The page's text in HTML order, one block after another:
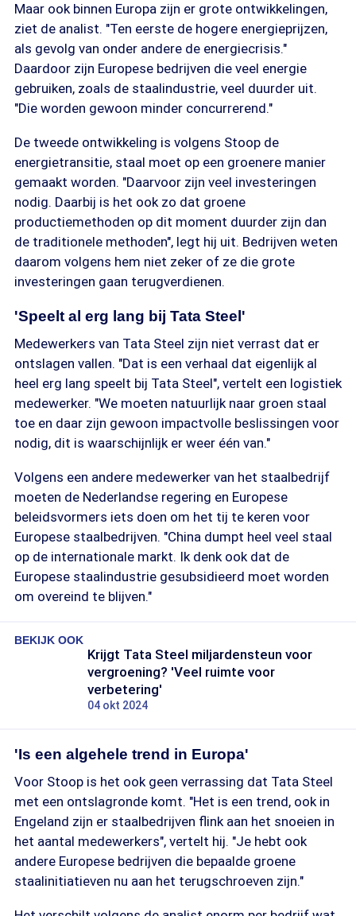
Maar ook binnen Europa zijn er grote ontwikkelingen,
ziet de analist. "Ten eerste de hogere energieprijzen,
als gevolg van onder andere de energiecrisis."
Daardoor zijn Europese bedrijven die veel energie
gebruiken, zoals de staalindustrie, veel duurder uit.
"Die worden gewoon minder concurrerend."
De tweede ontwikkeling is volgens Stoop de
energietransitie, staal moet op een groenere manier
gemaakt worden. "Daarvoor zijn veel investeringen
nodig. Daarbij is het ook zo dat groene
productiemethoden op dit moment duurder zijn dan
de traditionele methoden", legt hij uit. Bedrijven weten
daarom volgens hem niet zeker of ze die grote
investeringen gaan terugverdienen.
'Speelt al erg lang bij Tata Steel'
Medewerkers van Tata Steel zijn niet verrast dat er
ontslagen vallen. "Dat is een verhaal dat eigenlijk al
heel erg lang speelt bij Tata Steel", vertelt een logistiek
medewerker. "We moeten natuurlijk naar groen staal
toe en daar zijn gewoon impactvolle beslissingen voor
nodig, dit is waarschijnlijk er weer één van."
Volgens een andere medewerker van het staalbedrijf
moeten de Nederlandse regering en Europese
beleidsvormers iets doen om het tij te keren voor
Europese staalbedrijven. "China dumpt heel veel staal
op de internationale markt. Ik denk ook dat de
Europese staalindustrie gesubsidieerd moet worden
om overeind te blijven."
BEKIJK OOK
Krijgt Tata Steel miljardensteun voor
vergroening? 'Veel ruimte voor
verbetering'
04 okt 2024
'Is een algehele trend in Europa'
Voor Stoop is het ook geen verrassing dat Tata Steel
met een ontslagronde komt. "Het is een trend, ook in
Engeland zijn er staalbedrijven flink aan het snoeien in
het aantal medewerkers", vertelt hij. "Je hebt ook
andere Europese bedrijven die bepaalde groene
staalinitiatieven nu aan het terugschroeven zijn."